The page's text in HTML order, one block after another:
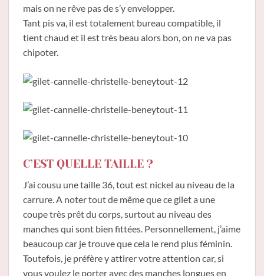
mais on ne rêve pas de s’y envelopper.
Tant pis va, il est totalement bureau compatible, il
tient chaud et il est très beau alors bon, on ne va pas
chipoter.
C’EST QUELLE TAILLE ?
J’ai cousu une taille 36, tout est nickel au niveau de la
carrure. A noter tout de même que ce gilet a une
coupe très prêt du corps, surtout au niveau des
manches qui sont bien fittées. Personnellement, j’aime
beaucoup car je trouve que cela le rend plus féminin.
Toutefois, je préfère y attirer votre attention car, si
vous voulez le porter avec des manches longues en